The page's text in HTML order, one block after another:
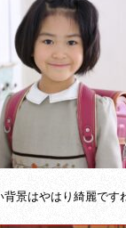
景はやはり綺麗です